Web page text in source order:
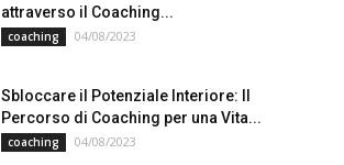
attraverso il Coaching...
coaching 04/08/2023
Sbloccare il Potenziale Interiore: Il
Percorso di Coaching per una Vita...
coaching 04/08/2023